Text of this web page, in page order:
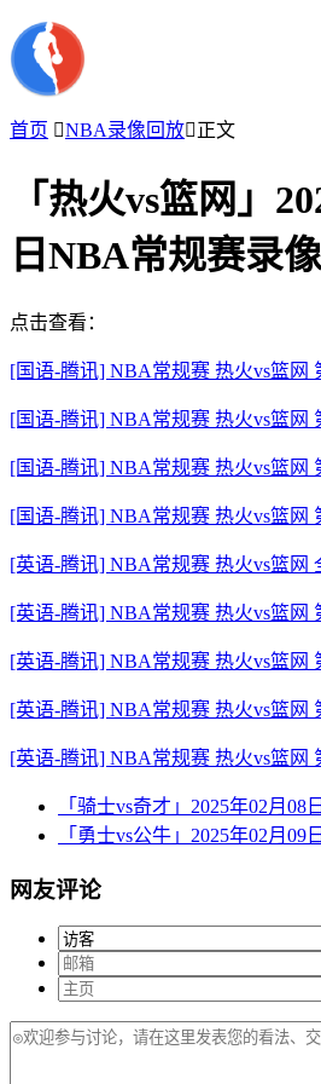
首页 NBA录像回放正文
「热火vs篮网」
日NBA常规赛录像
点击查看：
[国语-腾讯] NBA常规赛 热火vs篮网
[国语-腾讯] NBA常规赛 热火vs篮网
[国语-腾讯] NBA常规赛 热火vs篮网
[国语-腾讯] NBA常规赛 热火vs篮网
[英语-腾讯] NBA常规赛 热火vs篮网
[英语-腾讯] NBA常规赛 热火vs篮网
[英语-腾讯] NBA常规赛 热火vs篮网
[英语-腾讯] NBA常规赛 热火vs篮网
[英语-腾讯] NBA常规赛 热火vs篮网
「骑士vs奇才」2025年02月
「勇士vs公牛」2025年02月
网友评论